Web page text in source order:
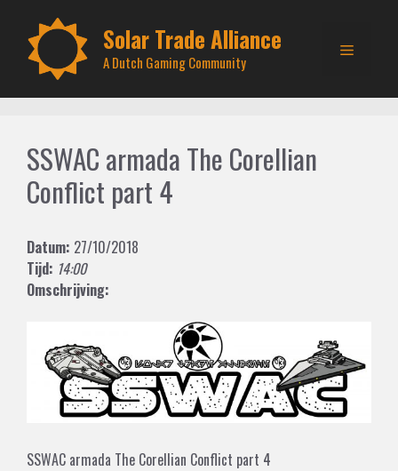
content
Solar Trade Alliance
A Dutch Gaming Community
Menu
SSWAC armada The Corellian
Conflict part 4
Datum: 27/10/2018
Tijd: 14:00
Omschrijving:
SSWAC armada The Corellian Conflict part 4